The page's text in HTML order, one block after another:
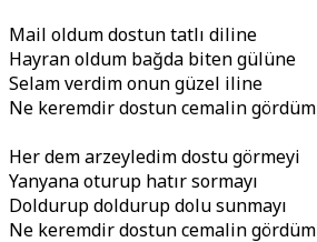
Mail oldum dostun tatlı diline
Hayran oldum bağda biten gülüne
Selam verdim onun güzel iline
Ne keremdir dostun cemalin gördüm
Her dem arzeyledim dostu görmeyi
Yanyana oturup hatır sormayı
Doldurup doldurup dolu sunmayı
Ne keremdir dostun cemalin gördüm